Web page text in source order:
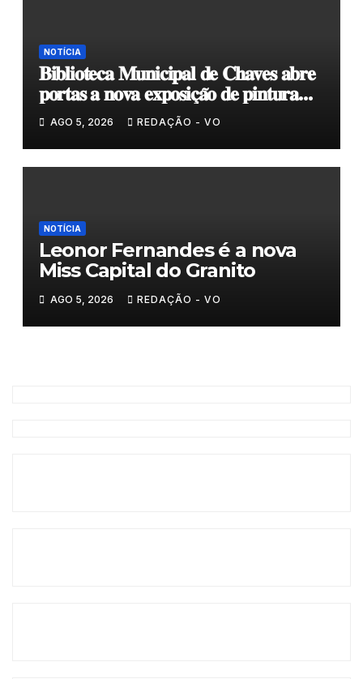
NOTÍCIA
𝐁𝐢𝐛𝐥𝐢𝐨𝐭𝐞𝐜𝐚 𝐌𝐮𝐧𝐢𝐜𝐢𝐩𝐚𝐥 𝐝𝐞 𝐂𝐡𝐚𝐯𝐞𝐬 𝐚𝐛𝐫𝐞
𝐩𝐨𝐫𝐭𝐚𝐬 𝐚 𝐧𝐨𝐯𝐚 𝐞𝐱𝐩𝐨𝐬𝐢𝐜̧𝐚̃𝐨 𝐝𝐞 𝐩𝐢𝐧𝐭𝐮𝐫𝐚
𝐝𝐮𝐫𝐚𝐧𝐭𝐞 𝐨 𝐦𝐞̂𝐬 𝐝𝐞 𝐚𝐠𝐨𝐬𝐭𝐨
AGO 5, 2026 REDAÇÃO - VO
NOTÍCIA
Leonor Fernandes é a nova
Miss Capital do Granito
AGO 5, 2026 REDAÇÃO - VO